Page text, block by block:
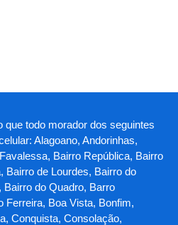
que todo morador dos seguintes
Alagoano, Andorinhas,
Bairro República, Bairro
Bairro de Lourdes, Bairro do
do Quadro, Barro
Ferreira, Boa Vista, Bonfim,
Conquista, Consolação,